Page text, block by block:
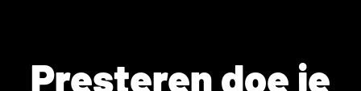
Presteren doe je